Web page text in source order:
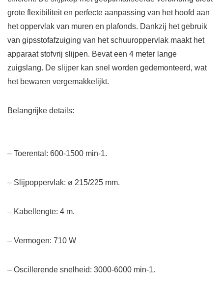
grote flexibiliteit en perfecte aanpassing van het hoofd aan
het oppervlak van muren en plafonds. Dankzij het gebruik
van gipsstofafzuiging van het schuuroppervlak maakt het
apparaat stofvrij slijpen. Bevat een 4 meter lange
zuigslang. De slijper kan snel worden gedemonteerd, wat
het bewaren vergemakkelijkt.
Belangrijke details:
– Toerental: 600-1500 min-1.
– Slijpoppervlak: ø 215/225 mm.
– Kabellengte: 4 m.
– Vermogen: 710 W
– Oscillerende snelheid: 3000-6000 min-1.